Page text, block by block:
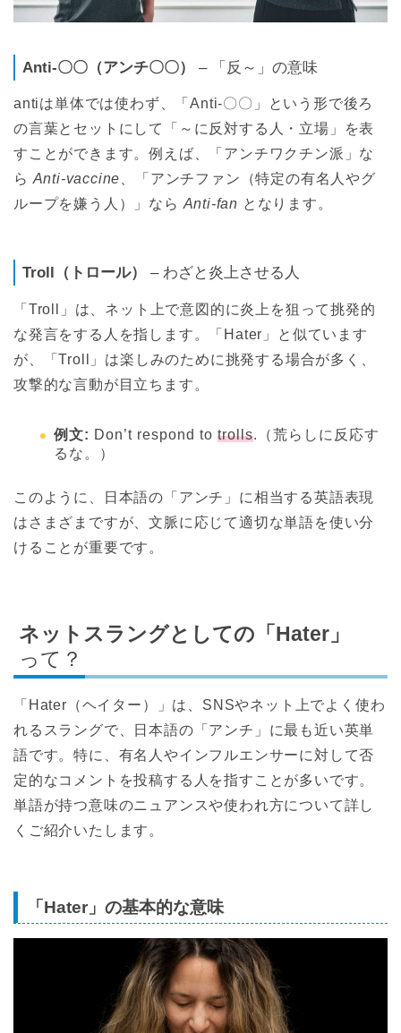
Anti-〇〇（アンチ〇〇） – 「反～」の意味
antiは単体では使わず、「Anti-〇〇」という形で後ろ
の言葉とセットにして「～に反対する人・立場」を表
すことができます。例えば、「アンチワクチン派」な
ら Anti-vaccine 、「アンチファン（特定の有名人やグ
ループを嫌う人）」なら Anti-fan となります。
Troll（トロール） – わざと炎上させる人
「Troll」は、ネット上で意図的に炎上を狙って挑発的
な発言をする人を指します。「Hater」と似ています
が、「Troll」は楽しみのために挑発する場合が多く、
攻撃的な言動が目立ちます。
例文: Don’t respond to trolls.（荒らしに反応す
るな。）
このように、日本語の「アンチ」に相当する英語表現
はさまざまですが、文脈に応じて適切な単語を使い分
けることが重要です。
ネットスラングとしての「Hater」
って？
「Hater（ヘイター）」は、SNSやネット上でよく使わ
れるスラングで、日本語の「アンチ」に最も近い英単
語です。特に、有名人やインフルエンサーに対して否
定的なコメントを投稿する人を指すことが多いです。
単語が持つ意味のニュアンスや使われ方について詳し
くご紹介いたします。
「Hater」の基本的な意味